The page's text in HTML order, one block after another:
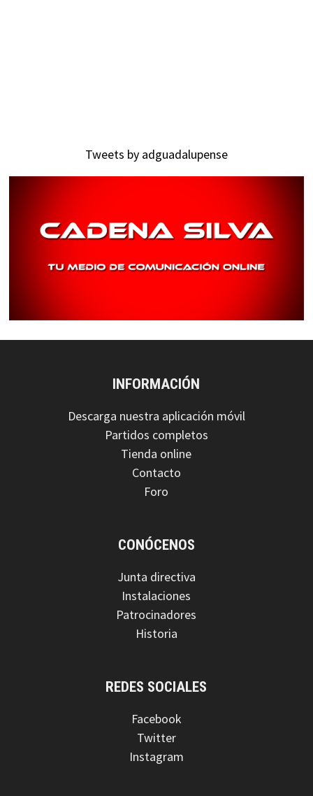
Tweets by adguadalupense
INFORMACIÓN
Descarga nuestra aplicación móvil
Partidos completos
Tienda online
Contacto
Foro
CONÓCENOS
Junta directiva
Instalaciones
Patrocinadores
Historia
REDES SOCIALES
Facebook
Twitter
Instagram